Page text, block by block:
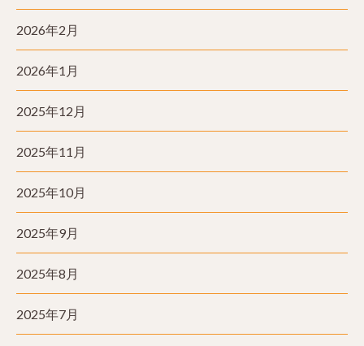
2026年2月
2026年1月
2025年12月
2025年11月
2025年10月
2025年9月
2025年8月
2025年7月